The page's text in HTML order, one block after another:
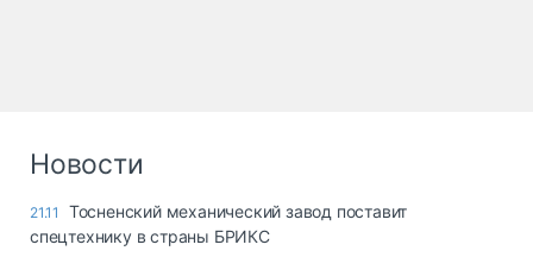
опасные грузы
Новости
21.11
Тосненский механический завод поставит
спецтехнику в страны БРИКС